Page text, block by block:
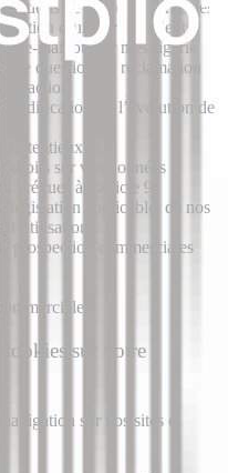
de vente de véhicules
d’un service clients
e-mail ou par messagerie
question ou réclamation
modification ou l’évolution de
contentieux
droits sur vos données
prévues à l’article 9
législation applicable, de nos
prospection commerciales
sur votre
sur nos sites et